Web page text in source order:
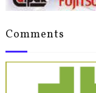
Comments